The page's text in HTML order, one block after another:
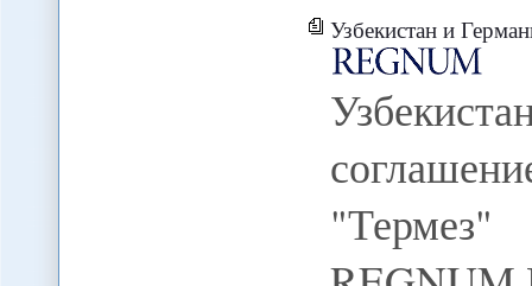
Узбекистан и Германия